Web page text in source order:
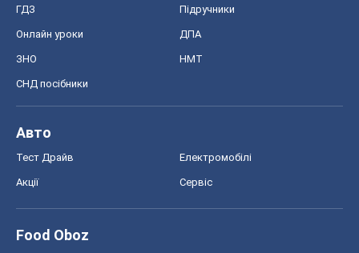
ГДЗ Підручники
Онлайн уроки ДПА
ЗНО НМТ
СНД посібники
Авто
Тест Драйв Електромобілі
Акції Сервіс
Food Oboz